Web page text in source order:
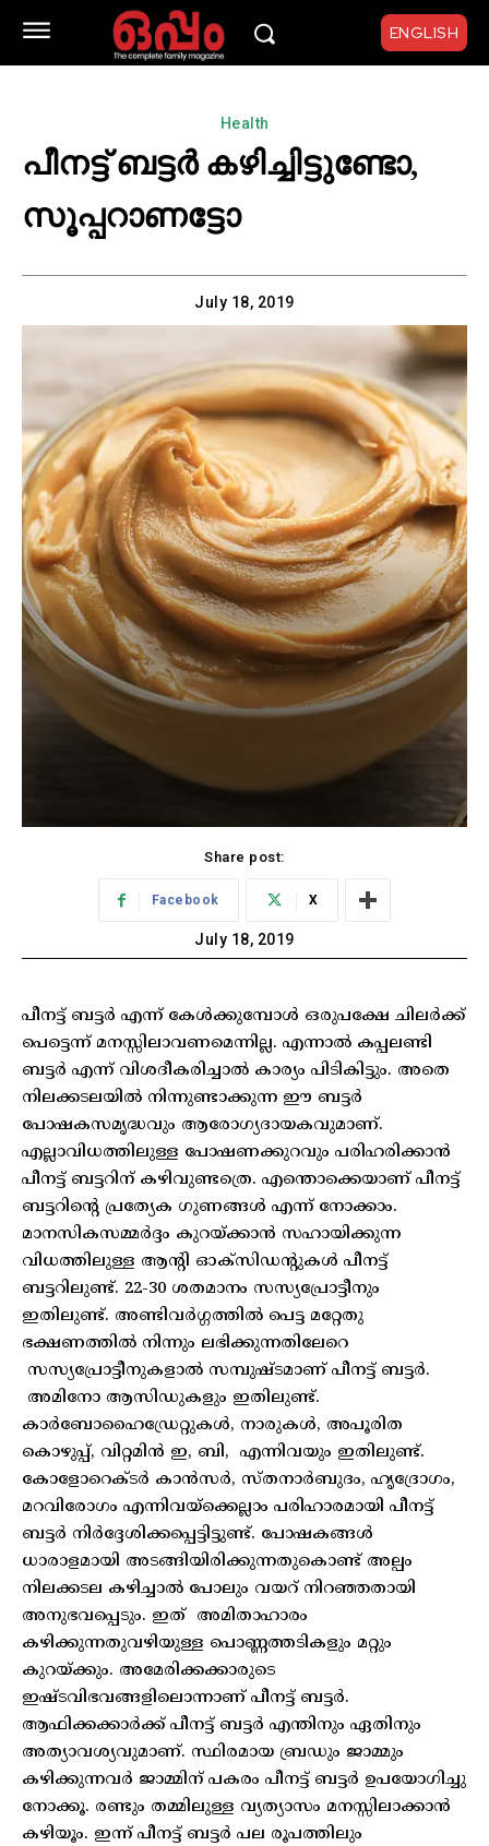
ENGLISH
Health
പീനട്ട് ബട്ടര്‍ കഴിച്ചിട്ടുണ്ടോ,
സൂപ്പറാണട്ടോ
July 18, 2019
Share post:
Facebook X
July 18, 2019
പീനട്ട് ബട്ടര്‍ എന്ന് കേള്‍ക്കുമ്പോള്‍ ഒരുപക്ഷേ ചിലര്‍ക്ക്
പെട്ടെന്ന് മനസ്സിലാവണമെന്നില്ല. എന്നാല്‍ കപ്പലണ്ടി
ബട്ടര്‍ എന്ന് വിശദീകരിച്ചാല്‍ കാര്യം പിടികിട്ടും. അതെ
നിലക്കടലയില്‍ നിന്നുണ്ടാക്കുന്ന ഈ ബട്ടര്‍
പോഷകസമൃദ്ധവും ആരോഗ്യദായകവുമാണ്.
എല്ലാവിധത്തിലുള്ള പോഷണക്കുറവും പരിഹരിക്കാന്‍
പീനട്ട് ബട്ടറിന് കഴിവുണ്ടത്രെ. എന്തൊക്കെയാണ് പീനട്ട്
ബട്ടറിന്റെ പ്രത്യേക ഗുണങ്ങള്‍ എന്ന് നോക്കാം.
മാനസികസമ്മര്‍ദ്ദം കുറയ്ക്കാന്‍ സഹായിക്കുന്ന
വിധത്തിലുള്ള ആന്റി ഓക്‌സിഡന്റുകള്‍ പീനട്ട്
ബട്ടറിലുണ്ട്. 22-30 ശതമാനം സസ്യപ്രോട്ടീനും
ഇതിലുണ്ട്. അണ്ടിവര്‍ഗ്ഗത്തില്‍ പെട്ട മറ്റേതു
ഭക്ഷണത്തില്‍ നിന്നും ലഭിക്കുന്നതിലേറെ
സസ്യപ്രോട്ടീനുകളാല്‍ സമ്പുഷ്ടമാണ് പീനട്ട് ബട്ടര്‍.
അമിനോ ആസിഡുകളും ഇതിലുണ്ട്.
കാര്‍ബോഹൈഡ്രേറ്റുകള്‍, നാരുകള്‍, അപൂരിത
കൊഴുപ്പ്, വിറ്റമിന്‍ ഇ, ബി, എന്നിവയും ഇതിലുണ്ട്.
കോളോറെക്ടര്‍ കാന്‍സര്‍, സ്തനാര്‍ബുദം, ഹൃദ്രോഗം,
മറവിരോഗം എന്നിവയ്‌ക്കെല്ലാം പരിഹാരമായി പീനട്ട്
ബട്ടര്‍ നിര്‍ദ്ദേശിക്കപ്പെട്ടിട്ടുണ്ട്. പോഷകങ്ങള്‍
ധാരാളമായി അടങ്ങിയിരിക്കുന്നതുകൊണ്ട് അല്പം
നിലക്കടല കഴിച്ചാല്‍ പോലും വയറ് നിറഞ്ഞതായി
അനുഭവപ്പെടും. ഇത് അമിതാഹാരം
കഴിക്കുന്നതുവഴിയുള്ള പൊണ്ണത്തടികളും മറ്റും
കുറയ്ക്കും. അമേരിക്കക്കാരുടെ
ഇഷ്ടവിഭവങ്ങളിലൊന്നാണ് പീനട്ട് ബട്ടര്‍.
ആഫിക്കക്കാര്‍ക്ക് പീനട്ട് ബട്ടര്‍ എന്തിനും ഏതിനും
അത്യാവശ്യവുമാണ്. സ്ഥിരമായ ബ്രഡും ജാമ്മും
കഴിക്കുന്നവര്‍ ജാമ്മിന് പകരം പീനട്ട് ബട്ടര്‍ ഉപയോഗിച്ചു
നോക്കൂ. രണ്ടും തമ്മിലുള്ള വ്യത്യാസം മനസ്സിലാക്കാന്‍
കഴിയൂം. ഇന്ന് പീനട്ട് ബട്ടര്‍ പല രൂപത്തിലും